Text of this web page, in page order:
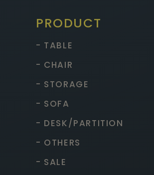
PRODUCT
- TABLE
- CHAIR
- STORAGE
- SOFA
- DESK/PARTITION
- OTHERS
- SALE